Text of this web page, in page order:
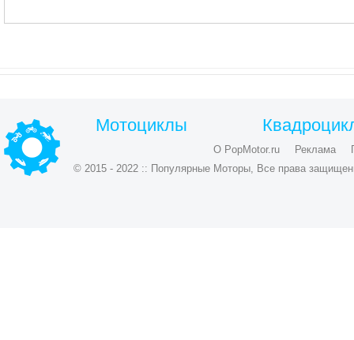
Мотоциклы
О PopMotor.ru Реклама
© 2015 - 2022 :: Популярные Моторы, Все права